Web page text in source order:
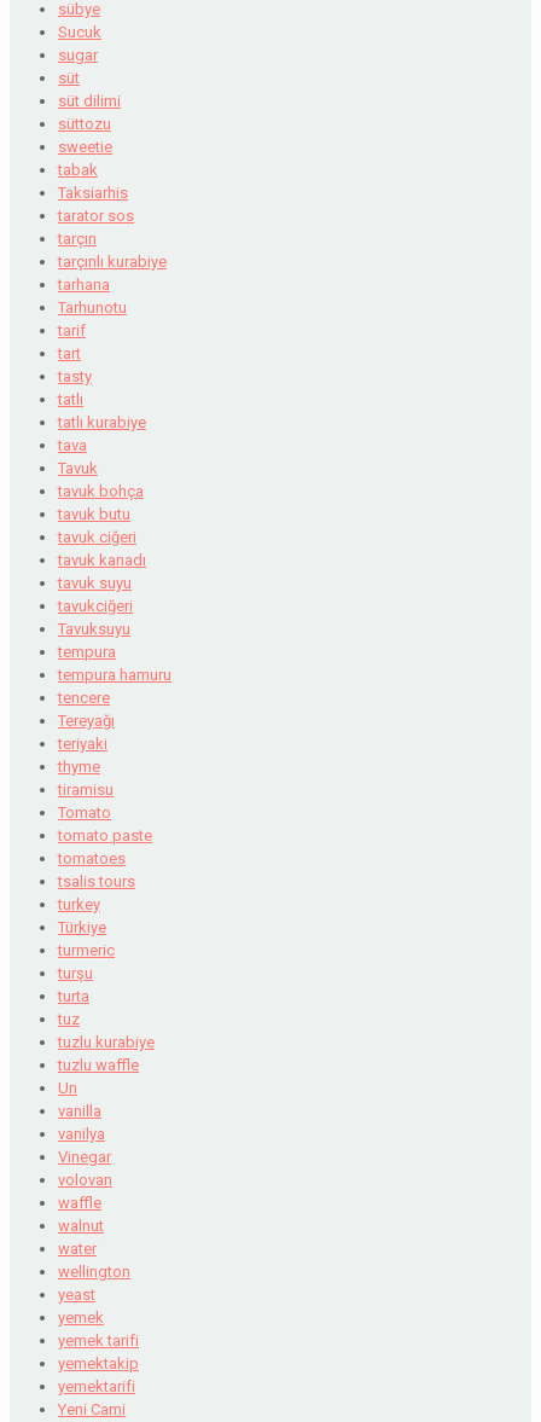
sübye
Sucuk
sugar
süt
süt dilimi
süttozu
sweetie
tabak
Taksiarhis
tarator sos
tarçın
tarçınlı kurabiye
tarhana
Tarhunotu
tarif
tart
tasty
tatlı
tatlı kurabiye
tava
Tavuk
tavuk bohça
tavuk butu
tavuk ciğeri
tavuk kanadı
tavuk suyu
tavukciğeri
Tavuksuyu
tempura
tempura hamuru
tencere
Tereyağı
teriyaki
thyme
tiramisu
Tomato
tomato paste
tomatoes
tsalis tours
turkey
Türkiye
turmeric
turşu
turta
tuz
tuzlu kurabiye
tuzlu waffle
Un
vanilla
vanilya
Vinegar
volovan
waffle
walnut
water
wellington
yeast
yemek
yemek tarifi
yemektakip
yemektarifi
Yeni Cami